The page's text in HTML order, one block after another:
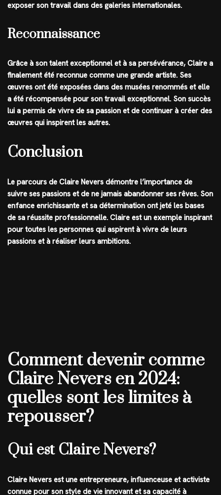
exposer son travail dans des galeries internationales.
Reconnaissance
Grâce à son talent exceptionnel et à sa persévérance, Claire a
finalement été reconnue comme une grande artiste. Ses
œuvres ont été exposées dans des musées renommés et elle
a été récompensée pour son travail exceptionnel. Son succès
lui a permis de vivre de sa passion et de continuer à créer des
œuvres qui inspirent les autres.
Conclusion
Le parcours de Claire Nevers démontre l’importance de
suivre ses passions et de ne jamais abandonner ses rêves. Son
enfance enrichissante et sa détermination ont jeté les bases
de sa réussite professionnelle. Claire est un exemple inspirant
pour toutes les personnes qui aspirent à vivre de leurs
passions et à réaliser leurs ambitions.
Comment devenir comme
Claire Nevers en 2024:
quelles sont les limites à
repousser?
Qui est Claire Nevers?
Claire Nevers est une entrepreneure, influenceuse et activiste
connue pour son style de vie innovant et sa capacité à